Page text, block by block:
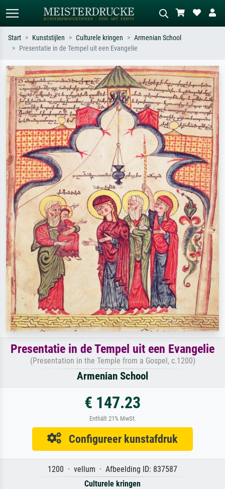
Zoek op kunstenaar, titel of stijl – bijv.
Monet, Sterrennacht, impressionisme,
Hokusai-golf, naakt.
Beschrijf de scène – bijv. groene
weide, abstract met veel rood, donker
olieverfschilderij, staand naakt naast
een boom.
Start Kunststijlen Culturele kringen
Armenian School
Presentatie in de Tempel uit een Evangelie
Presentatie in de Tempel uit een Evangelie
(Presentation in the Temple from a Gospel, c.1200)
Armenian School
€ 147.23
Enthält 21% MwSt.
Configureer kunstafdruk
1200 · vellum · Afbeelding ID: 837587
Culturele kringen